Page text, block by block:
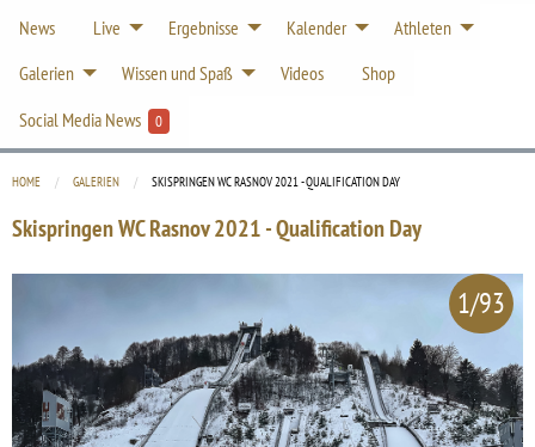
News Live Ergebnisse Kalender
Athleten
Galerien
Wissen und Spaß Videos
Shop
Social Media News
0
HOME GALERIEN CURRENT:
SKISPRINGEN WC RASNOV 2021 - QUALIFICATION DAY
Skispringen WC Rasnov 2021 - Qualification Day
1/93